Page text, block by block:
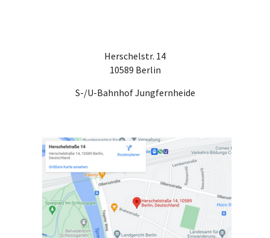
Herschelstr. 14
10589 Berlin
S-/U-Bahnhof Jungfernheide